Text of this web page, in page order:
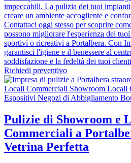
impeccabili. La pulizia dei tuoi
creare un ambiente accogliente e
Contattaci oggi stesso per scoprire
possono migliorare l'esperienza dei
sportivi o ricreativi a Portalbera. Con
garantisci l'igiene e il benessere al
soddisfazione e la fedeltà dei tuoi
Richiedi preventivo
Pulizie di Showroom e
Commerciali a
Vetrina Perfetta